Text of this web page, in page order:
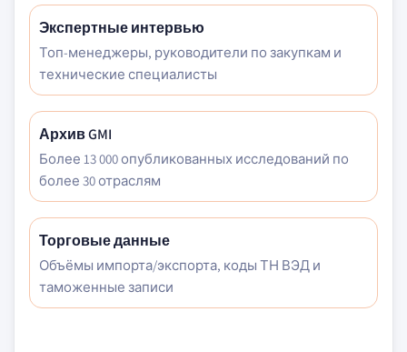
Экспертные интервью
Топ-менеджеры, руководители по закупкам и
технические специалисты
Архив GMI
Более 13 000 опубликованных исследований по
более 30 отраслям
Торговые данные
Объёмы импорта/экспорта, коды ТН ВЭД и
таможенные записи